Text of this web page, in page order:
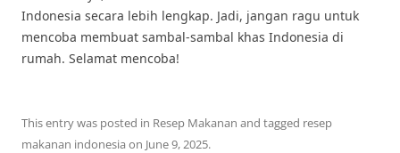
Indonesia secara lebih lengkap. Jadi, jangan ragu untuk
mencoba membuat sambal-sambal khas Indonesia di
rumah. Selamat mencoba!
This entry was posted in Resep Makanan and tagged resep
makanan indonesia on June 9, 2025.